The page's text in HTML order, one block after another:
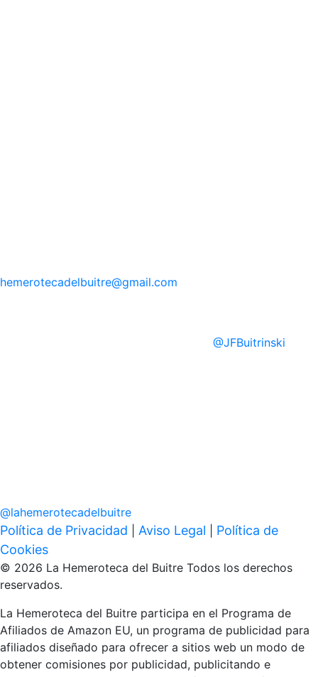
hemerotecadelbuitre@gmail.com
@JFBuitrinski
@lahemerotecadelbuitre
Política de Privacidad Aviso Legal
Política de
Cookies
© 2026 La Hemeroteca del Buitre Todos los derechos
reservados.
La Hemeroteca del Buitre participa en el Programa de
Afiliados de Amazon EU, un programa de publicidad para
afiliados diseñado para ofrecer a sitios web un modo de
obtener comisiones por publicidad, publicitando e